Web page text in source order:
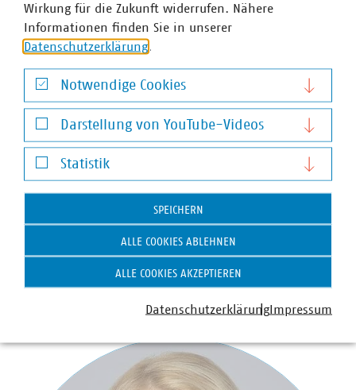
Bereichsleiterin Energieeffizienz, Energievertrieb und
Energiehandel
+49 30 58580-180
Wirkung für die Zukunft widerrufen. Nähere
Informationen finden Sie in unserer
Datenschutzerklärung.
Notwendige Cookies
Notwendige Cookies
Darstellung von YouTube-Videos
Darstellung von YouTube-Videos
Statistik
Statistik
SPEICHERN
ALLE COOKIES ABLEHNEN
ALLE COOKIES AKZEPTIEREN
DatenschutzerklärungImpressum